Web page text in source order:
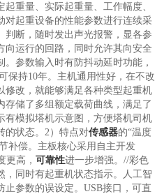
重量、实际起重量、工作幅度、
对起重设备的性能参数进行连续采
、判断，随时发出声光报警，显各参
向运行的回路，同时允许其向安全
。参数输入时有防抖动延时功能，
保持10年。主机通用性好，在不改
修改，就能够满足各种类型起重机
存储了多组额定载荷曲线，满足了
有模拟塔机示意图，方便塔机司机
的状态。2）特点对传感器的“温度
补偿。主板核心采用自主开发
更高，可靠性进一步增强。//彩色
，同时有起重机状态指示。人工智
参数的误设定。USB接口，可直